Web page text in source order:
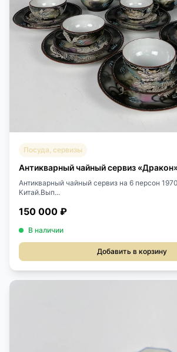
Посуда, сервизы
Антикварный чайный сервиз
Антикварный чайный сервиз на 6 персон
Китай.Вып...
150 000 ₽
В наличии
Добавить в корзину